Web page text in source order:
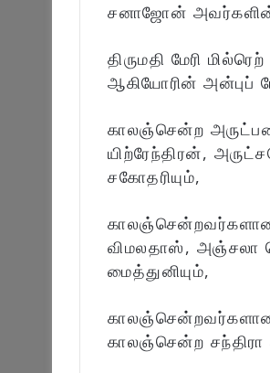
சனாஜோன் அவர்களின்
திருமதி மேரி
ஆகியோரின் அன்புப்
காலஞ்சென்ற
யிற்ரேந்திரன்,
சகோதரியும்,
காலஞ்சென்றவர்களான
விமலதாஸ், அஞ்சலா
மைத்துனியும்,
காலஞ்சென்ற சந்திரா